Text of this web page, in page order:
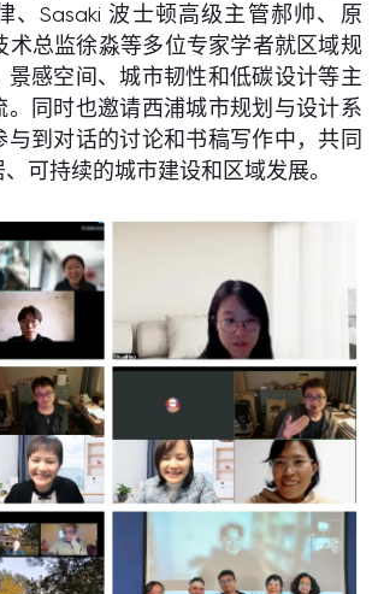
、Sasaki 波士顿高级主管郝帅、原
术总监徐淼等多位专家学者就区域规
景感空间、城市韧性和低碳设计等主
。同时也邀请西浦城市规划与设计系
与到对话的讨论和书稿写作中，共同
可持续的城市建设和区域发展。